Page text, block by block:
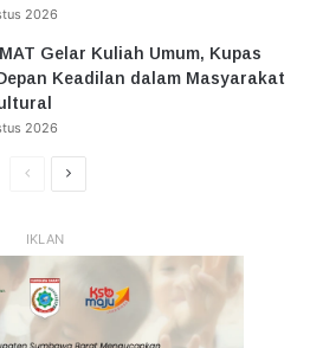
2026
Gelar Kuliah Umum, Kupas
Keadilan dalam Masyarakat
2026
HalamanHalaman
IKLAN